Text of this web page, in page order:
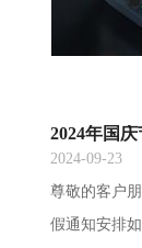
2024年国
2024-09-23
尊敬的客户
假通知安排